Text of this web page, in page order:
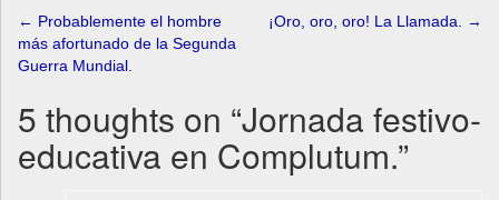
Post
navigation
← Probablemente el hombre
más afortunado de la Segunda
Guerra Mundial.
¡Oro, oro, oro! La Llamada. →
5 thoughts on “Jornada festivo-
educativa en Complutum.”